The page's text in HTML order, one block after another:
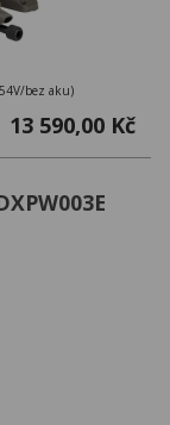
bez aku)
13 590,00 Kč